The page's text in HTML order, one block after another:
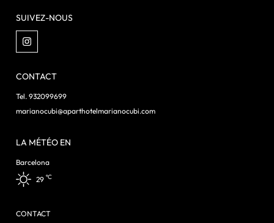
SUIVEZ-NOUS
CONTACT
Tel. 932099699
marianocubi@aparthotelmarianocubi.com
LA MÉTÉO EN
Barcelona
29 ºC
CONTACT